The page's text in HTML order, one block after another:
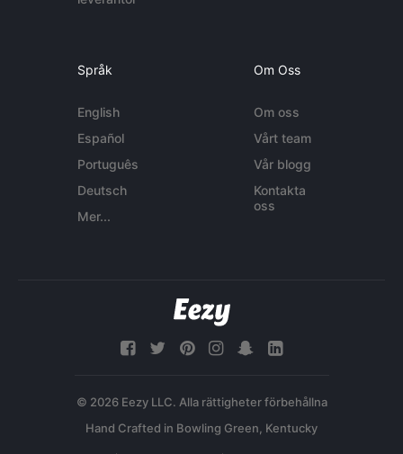
Språk
English
Español
Português
Deutsch
Mer...
Om Oss
Om oss
Vårt team
Vår blogg
Kontakta
oss
© 2026 Eezy LLC. Alla rättigheter förbehållna